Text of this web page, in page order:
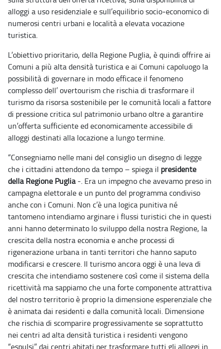
alloggi a uso residenziale e sull’equilibrio socio‑economico di
numerosi centri urbani e località a elevata vocazione
turistica.
L’obiettivo prioritario, della Regione Puglia, è quindi offrire ai
Comuni a più alta densità turistica e ai Comuni capoluogo la
possibilità di governare in modo efficace il fenomeno
complesso dell’ overtourism che rischia di trasformare il
turismo da risorsa sostenibile per le comunità locali a fattore
di pressione critica sul patrimonio urbano oltre a garantire
un’offerta sufficiente ed economicamente accessibile di
alloggi destinati alla locazione a lungo termine.
“Consegniamo nelle mani del consiglio un disegno di legge
che i cittadini attendono da tempo – spiega il presidente
della Regione Puglia-. Era un impegno che avevamo preso in
campagna elettorale e un punto del programma condiviso
anche con i Comuni. Non c’è una logica punitiva né
tantomeno intendiamo arginare i flussi turistici che in questi
anni hanno determinato lo sviluppo della nostra Regione, la
crescita della nostra economia e anche processi di
rigenerazione urbana in tanti territori che hanno saputo
modificarsi e crescere. Il turismo ancora oggi è una leva di
crescita che intendiamo sostenere così come il sistema della
ricettività ma sappiamo che una forte componente attrattiva
del nostro territorio è proprio la dimensione esperenziale che
è animata dai residenti e dalla comunità locali. Dimensione
che rischia di scomparire progressivamente se soprattutto
nei centri ad alta densità turistica i residenti vengono
“espulsi” dai centri abitati per trasformare tutti gli alloggi in